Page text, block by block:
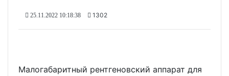
25.11.2022 10:18:38 1302
Малогабаритный рентгеновский аппарат для